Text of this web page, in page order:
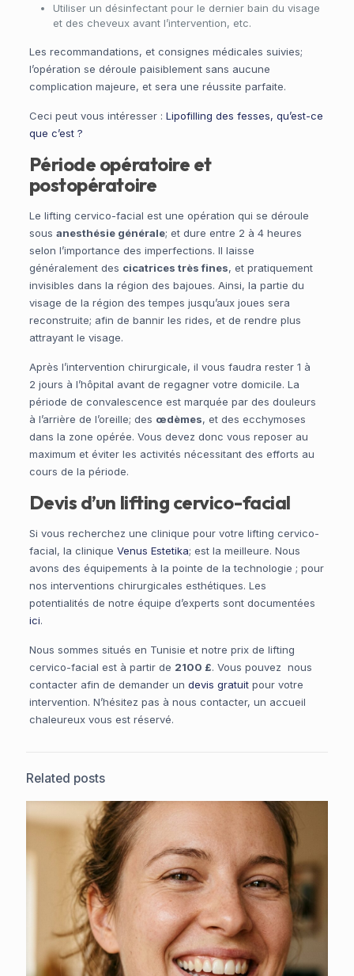
Utiliser un désinfectant pour le dernier bain du visage
et des cheveux avant l’intervention, etc.
Les recommandations, et consignes médicales suivies;
l’opération se déroule paisiblement sans aucune
complication majeure, et sera une réussite parfaite.
Ceci peut vous intéresser : Lipofilling des fesses, qu’est-ce
que c’est ?
Période opératoire et
postopératoire
Le lifting cervico-facial est une opération qui se déroule
sous anesthésie générale; et dure entre 2 à 4 heures
selon l’importance des imperfections. Il laisse
généralement des cicatrices très fines, et pratiquement
invisibles dans la région des bajoues. Ainsi, la partie du
visage de la région des tempes jusqu’aux joues sera
reconstruite; afin de bannir les rides, et de rendre plus
attrayant le visage.
Après l’intervention chirurgicale, il vous faudra rester 1 à
2 jours à l’hôpital avant de regagner votre domicile. La
période de convalescence est marquée par des douleurs
à l’arrière de l’oreille; des œdèmes, et des ecchymoses
dans la zone opérée. Vous devez donc vous reposer au
maximum et éviter les activités nécessitant des efforts au
cours de la période.
Devis d’un lifting cervico-facial
Si vous recherchez une clinique pour votre lifting cervico-
facial, la clinique Venus Estetika; est la meilleure. Nous
avons des équipements à la pointe de la technologie ; pour
nos interventions chirurgicales esthétiques. Les
potentialités de notre équipe d’experts sont documentées
ici.
Nous sommes situés en Tunisie et notre prix de lifting
cervico-facial est à partir de 2100 £. Vous pouvez nous
contacter afin de demander un devis gratuitpour votre
intervention. N’hésitez pas à nous contacter, un accueil
chaleureux vous est réservé.
Related posts